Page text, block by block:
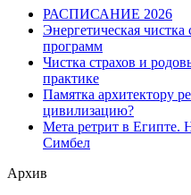
РАСПИСАНИЕ 2026
Энергетическая
программ
Чистка страхов и
практике
Памятка архитектору
цивилизацию?
Мета ретрит в Египте.
Симбел
Архив